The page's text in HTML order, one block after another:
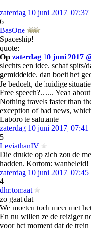
zaterdag 10 juni 2017, 07:37
6
BasOne
Spaceship!
quote:
Op zaterdag 10 juni 2017
slechts een idee. schaf spits/
gemiddelde. dan boeit het
Je bedoelt, de huidige
Free speech?....... Yeah
Nothing travels faster than
exception of bad news,
Laboro te salutante
zaterdag 10 juni 2017, 07:41
5
LeviathanIV
Die drukte op zich zou de
hadden. Kortom: wanbeleid!
zaterdag 10 juni 2017, 07:45
4
dhr.tomaat
zo gaat dat
We moeten toch meer met
En nu willen ze de reiziger
voor het moment dat de